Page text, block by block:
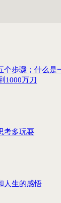
个步骤；什么是
1000万刀
考多玩耍
人生的感悟